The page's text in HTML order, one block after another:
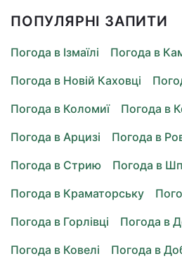
ПОПУЛЯРНІ ЗАПИТИ
Погода в Ізмаїлі
Погода в
Погода в Новій Каховці
Погода в Коломиї
Погода в
Погода в Арцизі
Погода в
Погода в Стрию
Погода в
Погода в Краматорську
Погода в Горлівці
Погода в
Погода в Ковелі
Погода в